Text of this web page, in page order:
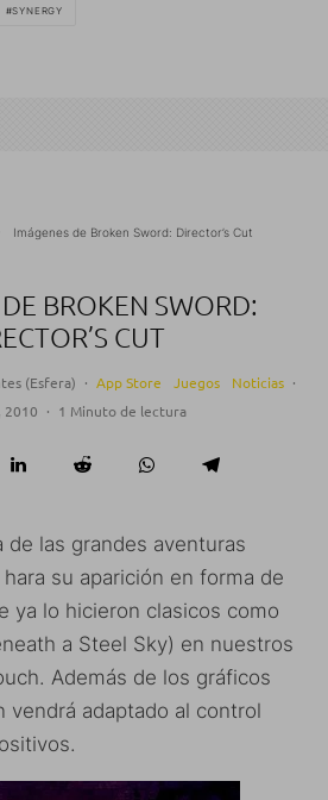
SYNERGY
Imágenes de Broken Sword: Director’s Cut
BROKEN SWORD:
CUT
(Esfera) · App Store Juegos Noticias ·
2010 · 1 Minuto de lectura
de las grandes aventuras
su aparición en forma de
ya lo hicieron clasicos como
a Steel Sky) en nuestros
Además de los gráficos
vendrá adaptado al control